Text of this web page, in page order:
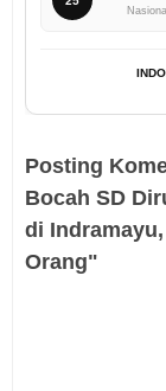
Nasional
Posting
Bocah SD
di
Orang"